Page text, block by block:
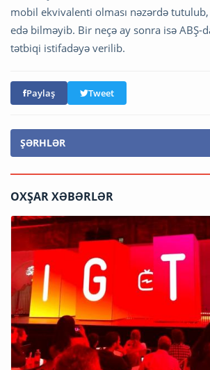
mobil ekvivalenti olması nəzərdə
edə bilməyib. Bir neçə ay sonra isə ABŞ-
tətbiqi istifadəyə verilib.
Paylaş Tweet
ŞƏRHLƏR
OXŞAR XƏBƏRLƏR